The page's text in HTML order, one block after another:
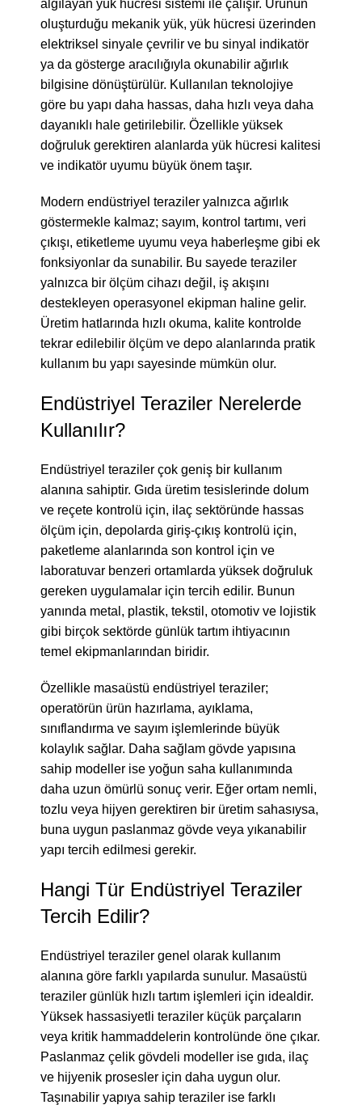
algılayan yük hücresi sistemi ile çalışır. Ürünün
oluşturduğu mekanik yük, yük hücresi üzerinden
elektriksel sinyale çevrilir ve bu sinyal indikatör
ya da gösterge aracılığıyla okunabilir ağırlık
bilgisine dönüştürülür. Kullanılan teknolojiye
göre bu yapı daha hassas, daha hızlı veya daha
dayanıklı hale getirilebilir. Özellikle yüksek
doğruluk gerektiren alanlarda yük hücresi kalitesi
ve indikatör uyumu büyük önem taşır.
Modern endüstriyel teraziler yalnızca ağırlık
göstermekle kalmaz; sayım, kontrol tartımı, veri
çıkışı, etiketleme uyumu veya haberleşme gibi ek
fonksiyonlar da sunabilir. Bu sayede teraziler
yalnızca bir ölçüm cihazı değil, iş akışını
destekleyen operasyonel ekipman haline gelir.
Üretim hatlarında hızlı okuma, kalite kontrolde
tekrar edilebilir ölçüm ve depo alanlarında pratik
kullanım bu yapı sayesinde mümkün olur.
Endüstriyel Teraziler Nerelerde
Kullanılır?
Endüstriyel teraziler çok geniş bir kullanım
alanına sahiptir. Gıda üretim tesislerinde dolum
ve reçete kontrolü için, ilaç sektöründe hassas
ölçüm için, depolarda giriş-çıkış kontrolü için,
paketleme alanlarında son kontrol için ve
laboratuvar benzeri ortamlarda yüksek doğruluk
gereken uygulamalar için tercih edilir. Bunun
yanında metal, plastik, tekstil, otomotiv ve lojistik
gibi birçok sektörde günlük tartım ihtiyacının
temel ekipmanlarından biridir.
Özellikle masaüstü endüstriyel teraziler;
operatörün ürün hazırlama, ayıklama,
sınıflandırma ve sayım işlemlerinde büyük
kolaylık sağlar. Daha sağlam gövde yapısına
sahip modeller ise yoğun saha kullanımında
daha uzun ömürlü sonuç verir. Eğer ortam nemli,
tozlu veya hijyen gerektiren bir üretim sahasıysa,
buna uygun paslanmaz gövde veya yıkanabilir
yapı tercih edilmesi gerekir.
Hangi Tür Endüstriyel Teraziler
Tercih Edilir?
Endüstriyel teraziler genel olarak kullanım
alanına göre farklı yapılarda sunulur. Masaüstü
teraziler günlük hızlı tartım işlemleri için idealdir.
Yüksek hassasiyetli teraziler küçük parçaların
veya kritik hammaddelerin kontrolünde öne çıkar.
Paslanmaz çelik gövdeli modeller ise gıda, ilaç
ve hijyenik prosesler için daha uygun olur.
Taşınabilir yapıya sahip teraziler ise farklı